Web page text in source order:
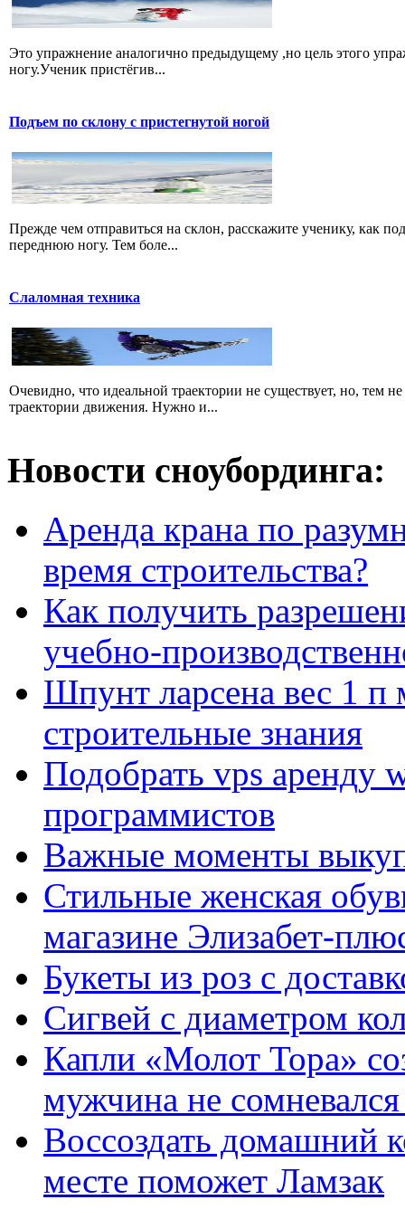
Это упражнение аналогично предыдущему ,но цель этого
ногу.Ученик пристёгив...
Подъем по склону с пристегнутой ногой
Прежде чем отправиться на склон, расскажите ученику, как
переднюю ногу. Тем боле...
Слаломная техника
Очевидно, что идеальной траектории не существует, но, тем
траектории движения. Нужно и...
Новости сноубординга:
Аренда крана по
время строительства?
Как получить
учебно-
Шпунт ларсена вес 1 п
строительные знания
Подобрать vps аренду
программистов
Важные моменты
Стильные женская
магазине Элизабет-
Букеты из роз с
Сигвей с диаметром
Капли «Молот Тора»
мужчина не
Воссоздать домашний
месте поможет Ламзак